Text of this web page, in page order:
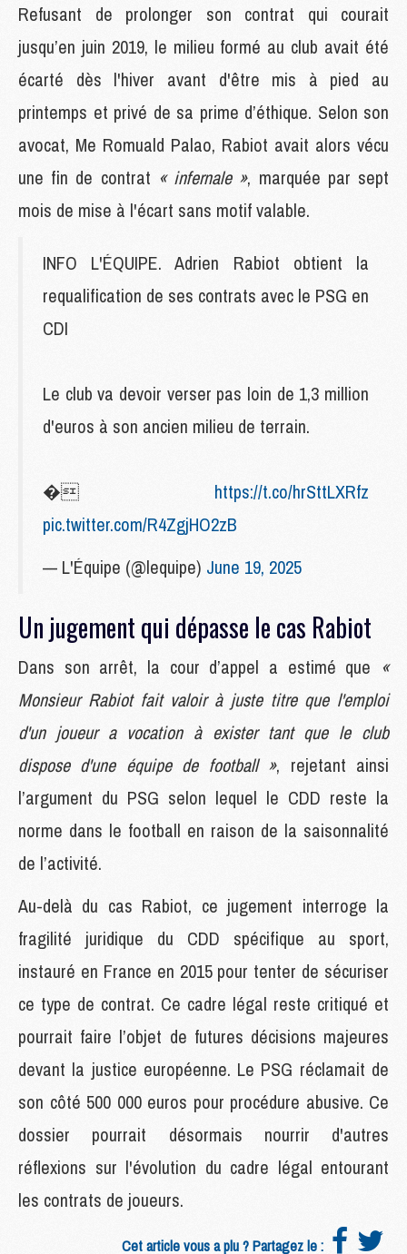
Refusant de prolonger son contrat qui courait
jusqu’en juin 2019, le milieu formé au club avait été
écarté dès l'hiver avant d'être mis à pied au
printemps et privé de sa prime d’éthique. Selon son
avocat, Me Romuald Palao, Rabiot avait alors vécu
une fin de contrat « infernale », marquée par sept
mois de mise à l'écart sans motif valable.
INFO L'ÉQUIPE. Adrien Rabiot obtient la
requalification de ses contrats avec le PSG en
CDI
Le club va devoir verser pas loin de 1,3 million
d'euros à son ancien milieu de terrain.
� https://t.co/hrSttLXRfz
pic.twitter.com/R4ZgjHO2zB
— L'Équipe (@lequipe) June 19, 2025
Un jugement qui dépasse le cas Rabiot
Dans son arrêt, la cour d’appel a estimé que «
Monsieur Rabiot fait valoir à juste titre que l'emploi
d'un joueur a vocation à exister tant que le club
dispose d'une équipe de football », rejetant ainsi
l’argument du PSG selon lequel le CDD reste la
norme dans le football en raison de la saisonnalité
de l’activité.
Au-delà du cas Rabiot, ce jugement interroge la
fragilité juridique du CDD spécifique au sport,
instauré en France en 2015 pour tenter de sécuriser
ce type de contrat. Ce cadre légal reste critiqué et
pourrait faire l’objet de futures décisions majeures
devant la justice européenne. Le PSG réclamait de
son côté 500 000 euros pour procédure abusive. Ce
dossier pourrait désormais nourrir d'autres
réflexions sur l'évolution du cadre légal entourant
les contrats de joueurs.
Cet article vous a plu ? Partagez le :